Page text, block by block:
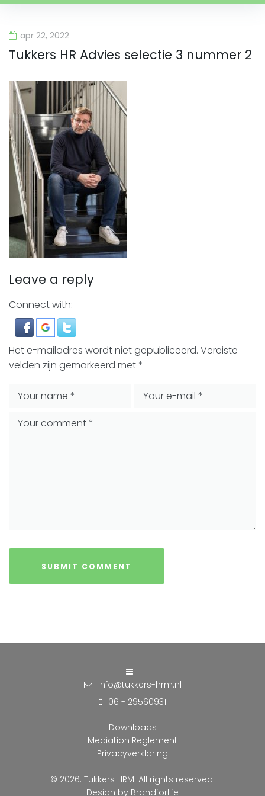
apr 22, 2022
Tukkers HR Advies selectie 3 nummer 2
Leave a reply
Connect with:
Het e-mailadres wordt niet gepubliceerd. Vereiste
velden zijn gemarkeerd met*
info@tukkers-hrm.nl
06 - 29560931
Downloads
Mediation Reglement
Privacyverklaring
© 2026. Tukkers HRM. All rights reserved.
Design by Brandforlife